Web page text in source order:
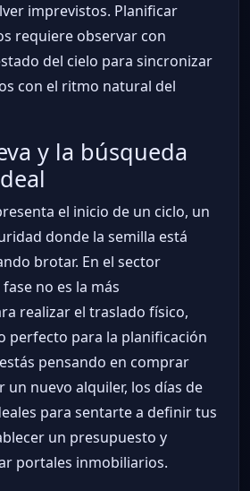
imprevistos. Planificar
requiere observar con
del cielo para sincronizar
con el ritmo natural del
y la búsqueda
el inicio de un ciclo, un
donde la semilla está
brotar. En el sector
no es la más
realizar el traslado físico,
perfecto para la planificación
pensando en comprar
un nuevo alquiler, los días de
para sentarte a definir tus
un presupuesto y
portales inmobiliarios.